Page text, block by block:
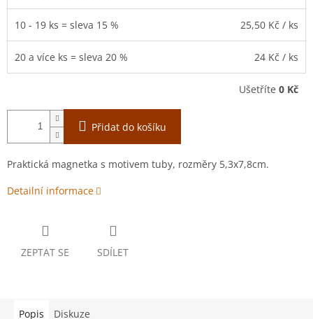
10 - 19 ks = sleva 15 % 25,50 Kč / ks
20 a více ks = sleva 20 % 24 Kč / ks
Ušetříte 0 Kč
Přidat do košíku
Praktická magnetka s motivem tuby, rozměry 5,3x7,8cm.
Detailní informace
ZEPTAT SE SDÍLET
Popis Diskuze